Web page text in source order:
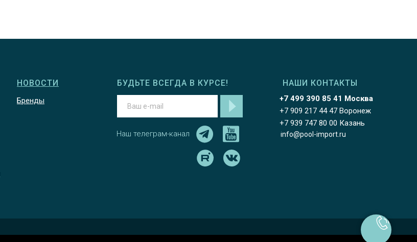
НОВОСТИ
Бренды
Наш телеграм-канал
БУДЬТЕ ВСЕГДА В КУРСЕ!
+7 499 390 85 41 Москва
НАШИ КОНТАКТЫ
+7 909 217 44 47 Воронеж
+7 939 747 80 00 Казань
info@pool-import.ru